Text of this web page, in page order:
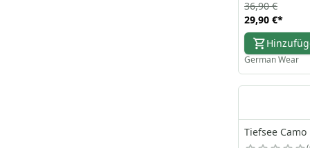
Diese
Durchblutung
vermeiden Sie
Ihre Green
29,90 €*
36,90 €
German Wear
Tiefsee